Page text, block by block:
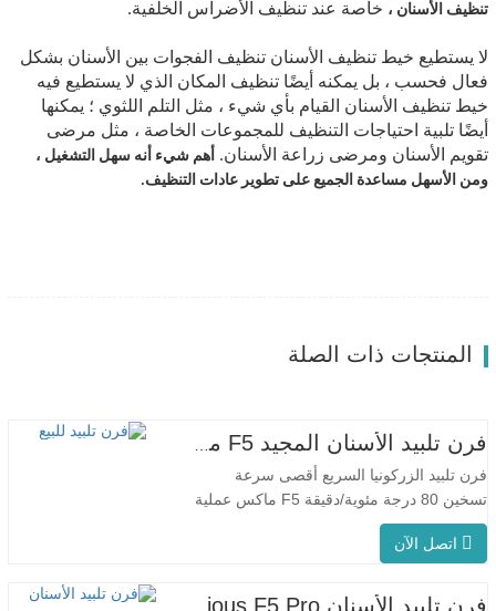
تنظيف الأسنان ، خاصة عند تنظيف الأضراس الخلفية.
لا يستطيع خيط تنظيف الأسنان تنظيف الفجوات بين الأسنان بشكل
فعال فحسب ، بل يمكنه أيضًا تنظيف المكان الذي لا يستطيع فيه
خيط تنظيف الأسنان القيام بأي شيء ، مثل التلم اللثوي ؛ يمكنها
أيضًا تلبية احتياجات التنظيف للمجموعات الخاصة ، مثل مرضى
تقويم الأسنان ومرضى زراعة الأسنان. أهم شيء أنه سهل التشغيل ،
ومن الأسهل مساعدة الجميع على تطوير عادات التنظيف.
المنتجات ذات الصلة
فرن تلبيد الأسنان المجيد F5 ماكس
فرن تلبيد الزركونيا السريع أقصى سرعة
تسخين 80 درجة مئوية/دقيقة F5 ماكس عملية
مبتكرة درجة حرارة الفرن الموحدة يتميز جهاز
360 درجة درجة حرارة موحدة للفرن ونتائج
اتصل الآن